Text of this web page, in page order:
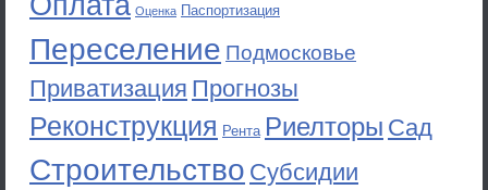
Оценка Паспортизация
Переселение Подмосковье
Приватизация Прогнозы
Реконструкция Рента Риелторы Сад
Строительство Субсидии